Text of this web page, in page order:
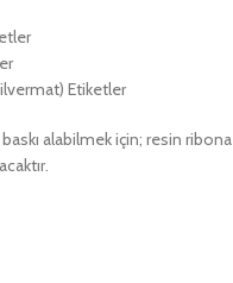
Etiketler
alabilmek için; resin ribona